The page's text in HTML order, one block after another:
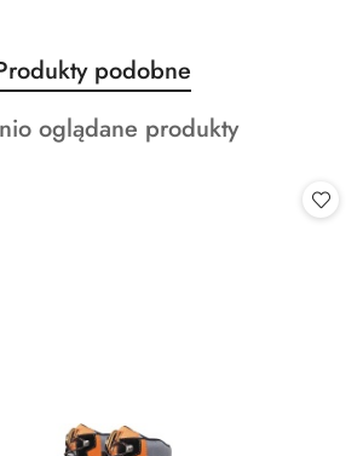
produktów
podobne
oglądane produkty